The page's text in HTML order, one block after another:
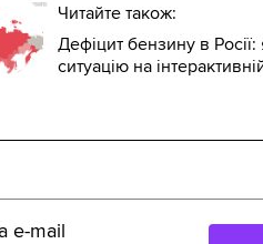
Читайте також:
Дефіцит бензину в Росії:
ситуацію на
e-mail